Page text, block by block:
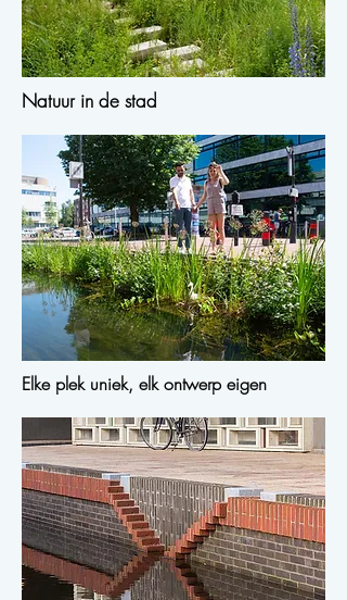
Natuur in de stad
Elke plek uniek, elk ontwerp eigen